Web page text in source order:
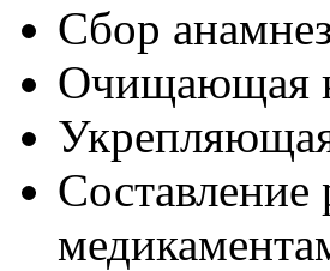
Сбор
Очищающая
Составление